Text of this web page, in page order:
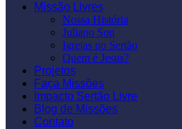
Missão Livres
Nossa História
Juliano Son
Igrejas no Sertão
Quem é Jesus?
Projetos
Faça Missões
Impacto Sertão Livre
Blog de Missões
Contato